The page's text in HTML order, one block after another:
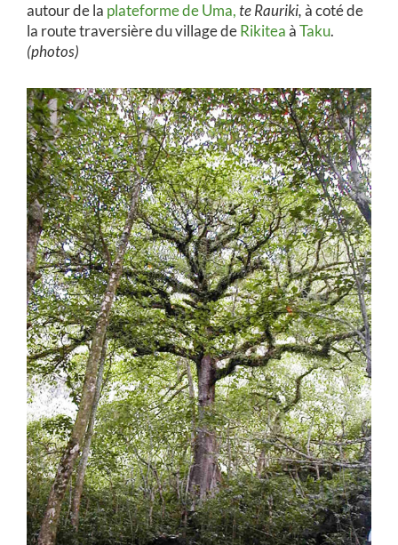
autour de la plateforme de Uma,te Rauriki,à coté de
la route traversière du village deRikiteaàTaku.
(photos)